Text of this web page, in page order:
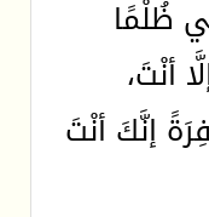
ظُلْمًا
أنْتَ،
إنَّكَ أنْتَ